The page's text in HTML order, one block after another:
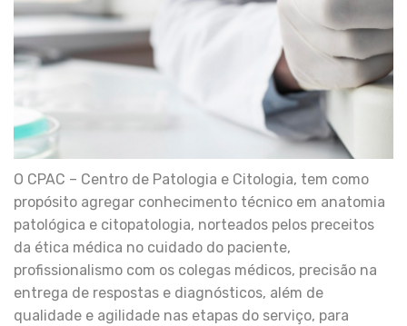
O CPAC – Centro de Patologia e Citologia, tem como
propósito agregar conhecimento técnico em anatomia
patológica e citopatologia, norteados pelos preceitos
da ética médica no cuidado do paciente,
profissionalismo com os colegas médicos, precisão na
entrega de respostas e diagnósticos, além de
qualidade e agilidade nas etapas do serviço, para